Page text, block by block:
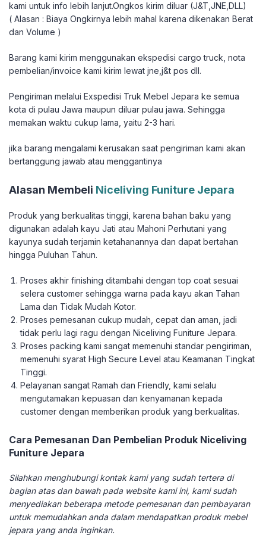
kami untuk info lebih lanjut.Ongkos kirim diluar (J&T,JNE,DLL)
( Alasan : Biaya Ongkirnya lebih mahal karena dikenakan Berat
dan Volume )
Barang kami kirim menggunakan ekspedisi cargo truck, nota
pembelian/invoice kami kirim lewat jne,j&t pos dll.
Pengiriman melalui Exspedisi Truk Mebel Jepara ke semua
kota di pulau Jawa maupun diluar pulau jawa. Sehingga
memakan waktu cukup lama, yaitu 2-3 hari.
jika barang mengalami kerusakan saat pengiriman kami akan
bertanggung jawab atau menggantinya
Alasan Membeli Niceliving Funiture Jepara
Produk yang berkualitas tinggi, karena bahan baku yang
digunakan adalah kayu Jati atau Mahoni Perhutani yang
kayunya sudah terjamin ketahanannya dan dapat bertahan
hingga Puluhan Tahun.
Proses akhir finishing ditambahi dengan top coat sesuai
selera customer sehingga warna pada kayu akan Tahan
Lama dan Tidak Mudah Kotor.
Proses pemesanan cukup mudah, cepat dan aman, jadi
tidak perlu lagi ragu dengan Niceliving Funiture Jepara.
Proses packing kami sangat memenuhi standar pengiriman,
memenuhi syarat High Secure Level atau Keamanan Tingkat
Tinggi.
Pelayanan sangat Ramah dan Friendly, kami selalu
mengutamakan kepuasan dan kenyamanan kepada
customer dengan memberikan produk yang berkualitas.
Cara Pemesanan Dan Pembelian Produk Niceliving
Funiture Jepara
Silahkan menghubungi kontak kami yang sudah tertera di
bagian atas dan bawah pada website kami ini, kami sudah
menyediakan beberapa metode pemesanan dan pembayaran
untuk memudahkan anda dalam mendapatkan produk mebel
jepara yang anda inginkan.